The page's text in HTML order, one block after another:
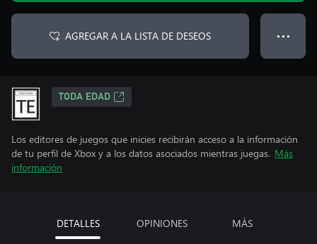
AGREGAR A LA LISTA DE DESEOS ● ● ●
TODA EDAD
Los editores de juegos que inicies recibirán acceso a la información
de tu perfil de Xbox y a los datos asociados mientras juegas. Más
información
DETALLES OPINIONES MÁS